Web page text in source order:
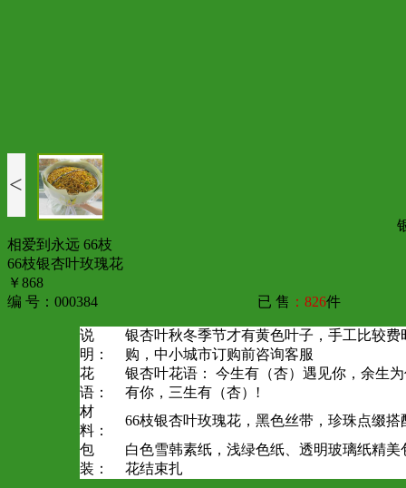
<
相爱到永远 66枝
66枝银杏叶玫瑰花
￥868
编 号：000384
已 售 ：826件
说
明：
银杏叶秋冬季节才有黄色叶子，手工比较费
购，中小城市订购前咨询客服
花
语：
银杏叶花语： 今生有（杏）遇见你，余生
有你，三生有（杏）!
材
料：
66枝银杏叶玫瑰花，黑色丝带，珍珠点缀搭
包
装：
白色雪韩素纸，浅绿色纸、透明玻璃纸精
花结束扎